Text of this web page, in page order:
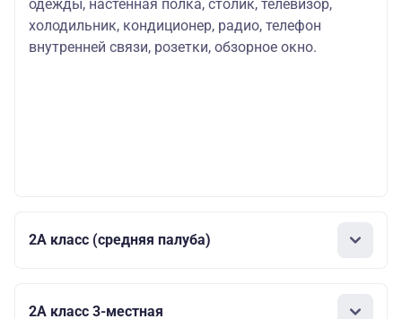
одежды, настенная полка, столик, телевизор,
холодильник, кондиционер, радио, телефон
внутренней связи, розетки, обзорное окно.
2А класс (средняя палуба)
2А класс 3-местная